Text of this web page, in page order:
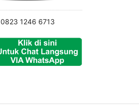
0823 1246 6713